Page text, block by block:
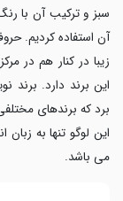
سبز و ترکیب آن با
آن استفاده کردیم.
زیبا در کنار هم در
این برند دارد. برند
برد که برندهای
این لوگو تنها به
می باشد.